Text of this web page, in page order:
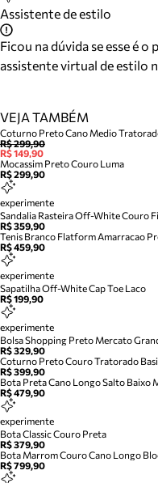
Assistente de estilo
Ficou na dúvida se esse é
assistente virtual de estilo
VEJA TAMBÉM
Coturno Preto Cano Medio
R$ 299,90
R$ 149,90
Mocassim Preto Couro Luma
R$ 299,90
experimente
Sandalia Rasteira Off-White Couro
R$ 359,90
Tenis Branco Flatform Amarracao
R$ 459,90
experimente
Sapatilha Off-White Cap Toe Laco
R$ 199,90
experimente
Bolsa Shopping Preto Mercato
R$ 329,90
Coturno Preto Couro Tratorado
R$ 399,90
Bota Preta Cano Longo Salto Baixo
R$ 479,90
experimente
Bota Classic Couro Preta
R$ 379,90
Bota Marrom Couro Cano Longo
R$ 799,90